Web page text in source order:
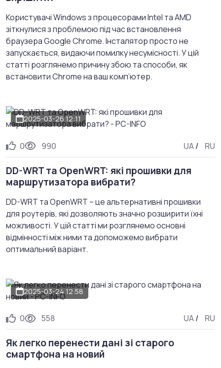
Користувачі Windows з процесорами Intel та AMD
зіткнулися з проблемою під час встановлення
браузера Google Chrome. Інсталятор просто не
запускається, видаючи помилку несумісності. У цій
статті розглянемо причину збою та способи, як
встановити Chrome на ваш комп’ютер.
2025-03-26 12:11
0 990 UA/ RU
DD-WRT та OpenWRT: які прошивки для
маршрутизатора вибрати?
DD-WRT та OpenWRT – це альтернативні прошивки
для роутерів, які дозволяють значно розширити їхні
можливості. У цій статті ми розглянемо основні
відмінності між ними та допоможемо вибрати
оптимальний варіант.
2025-03-24 12:58
0 558 UA/ RU
Як легко перенести дані зі старого
смартфона на новий